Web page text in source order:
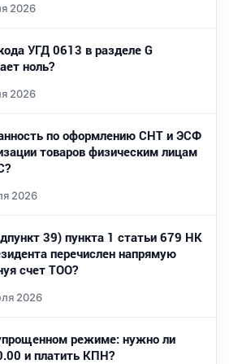
2026
УГД 0613 в разделе G
ноль?
2026
по оформлению СНТ и ЭСФ
товаров физическим лицам
2026
39) пункта 1 статьи 679 НК
перечислен напрямую
счет ТОО?
2026
режиме: нужно ли
и платить КПН?